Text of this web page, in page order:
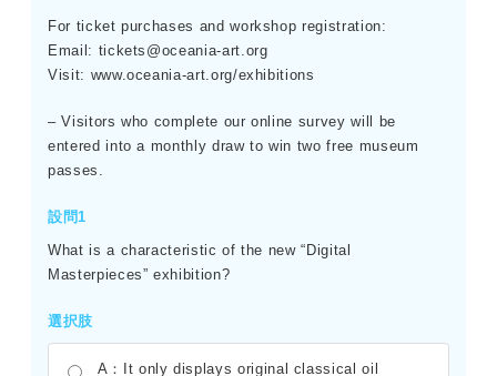
For ticket purchases and workshop registration:
Email: tickets@oceania-art.org
Visit: www.oceania-art.org/exhibitions
– Visitors who complete our online survey will be
entered into a monthly draw to win two free museum
passes.
設問1
What is a characteristic of the new “Digital
Masterpieces” exhibition?
選択肢
A：It only displays original classical oil